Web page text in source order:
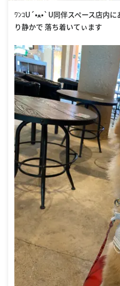
ﾜﾝｺU´•ﻌ•`U同伴スペース店内にあります。軽食ですが、ゆった
り静かで 落ち着いてぃます